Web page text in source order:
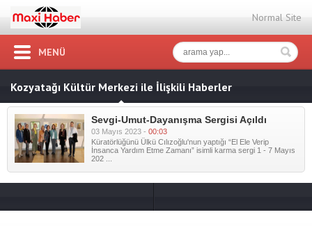
Normal Site
MENÜ
Kozyatağı Kültür Merkezi ile İlişkili Haberler
Sevgi-Umut-Dayanışma Sergisi Açıldı
03 Mayıs 2023 - 00:03
Küratörlüğünü Ülkü Cılızoğlu'nun yaptığı “El Ele Verip
İnsanca Yardım Etme Zamanı” isimli karma sergi 1 - 7 Mayıs
202 ...